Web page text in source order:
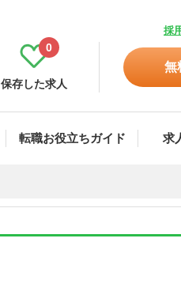
採
保存した求人
0
無
転職お役立ちガイド 求